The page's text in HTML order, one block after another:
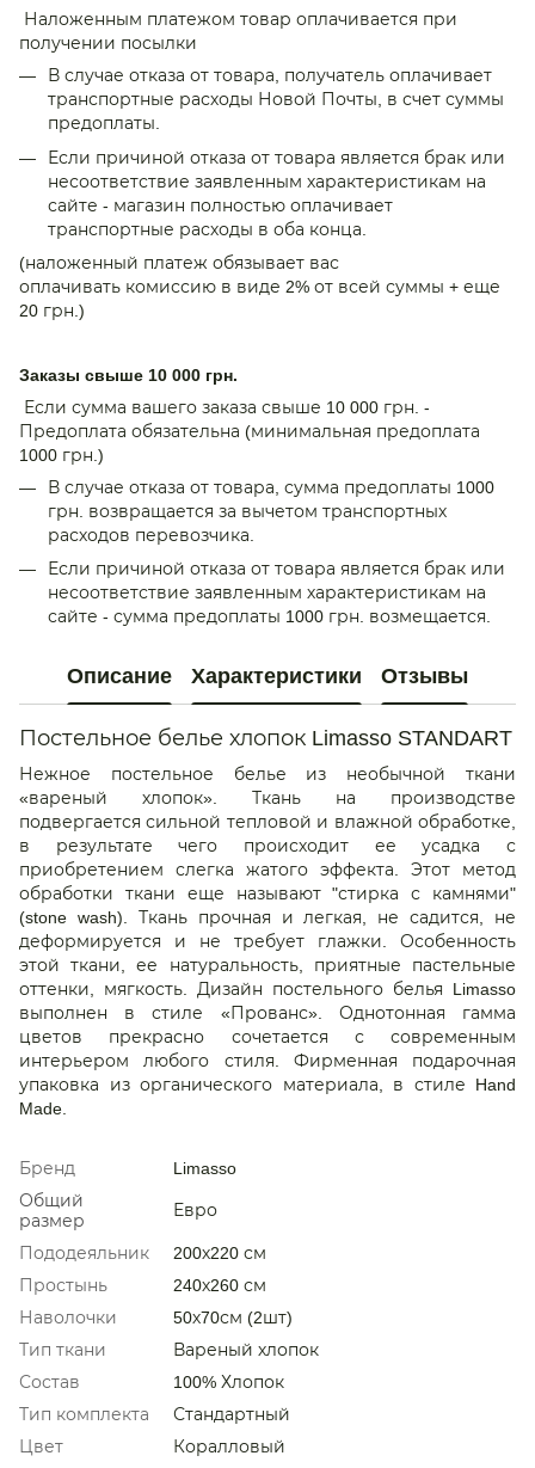
Наложенным платежом товар оплачивается при
получении посылки
В случае отказа от товара, получатель оплачивает
транспортные расходы Новой Почты, в счет суммы
предоплаты.
Если причиной отказа от товара является брак или
несоответствие заявленным характеристикам на
сайте - магазин полностью оплачивает
транспортные расходы в оба конца.
(наложенный платеж обязывает вас
оплачивать комиссию в виде 2% от всей суммы + еще
20 грн.)
Заказы свыше 10 000 грн.
Если сумма вашего заказа свыше 10 000 грн. -
Предоплата обязательна (минимальная предоплата
1000 грн.)
В случае отказа от товара, сумма предоплаты 1000
грн. возвращается за вычетом транспортных
расходов перевозчика.
Если причиной отказа от товара является брак или
несоответствие заявленным характеристикам на
сайте - сумма предоплаты 1000 грн. возмещается.
Описание Характеристики Отзывы
Постельное белье хлопок Limasso STANDART
Нежное постельное белье из необычной ткани
«вареный хлопок». Ткань на производстве
подвергается сильной тепловой и влажной обработке,
в результате чего происходит ее усадка с
приобретением слегка жатого эффекта. Этот метод
обработки ткани еще называют "стирка с камнями"
(stone wash). Ткань прочная и легкая, не садится, не
деформируется и не требует глажки. Особенность
этой ткани, ее натуральность, приятные пастельные
оттенки, мягкость. Дизайн постельного белья Limasso
выполнен в стиле «Прованс». Однотонная гамма
цветов прекрасно сочетается с современным
интерьером любого стиля. Фирменная подарочная
упаковка из органического материала, в стиле Hand
Made.
Бренд
Limasso
Общий
размер
Евро
Пододеяльник
200х220 см
Простынь
240х260 см
Наволочки
50х70см (2шт)
Тип ткани
Вареный хлопок
Состав
100% Хлопок
Тип комплекта
Стандартный
Цвет
Коралловый